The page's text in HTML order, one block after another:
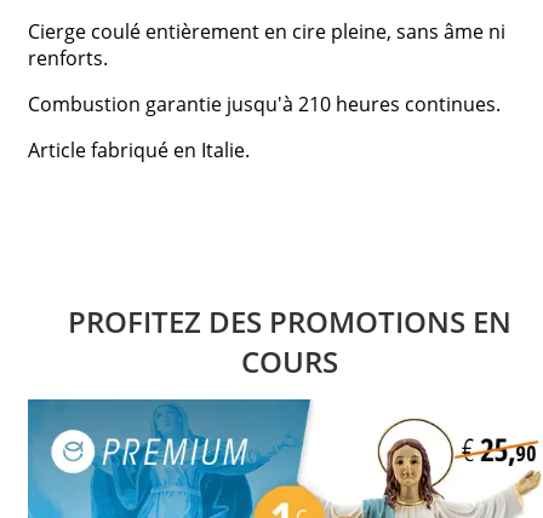
Cierge coulé entièrement en cire pleine, sans âme ni
renforts.
Combustion garantie jusqu'à 210 heures continues.
Article fabriqué en Italie.
PROFITEZ DES PROMOTIONS EN
COURS